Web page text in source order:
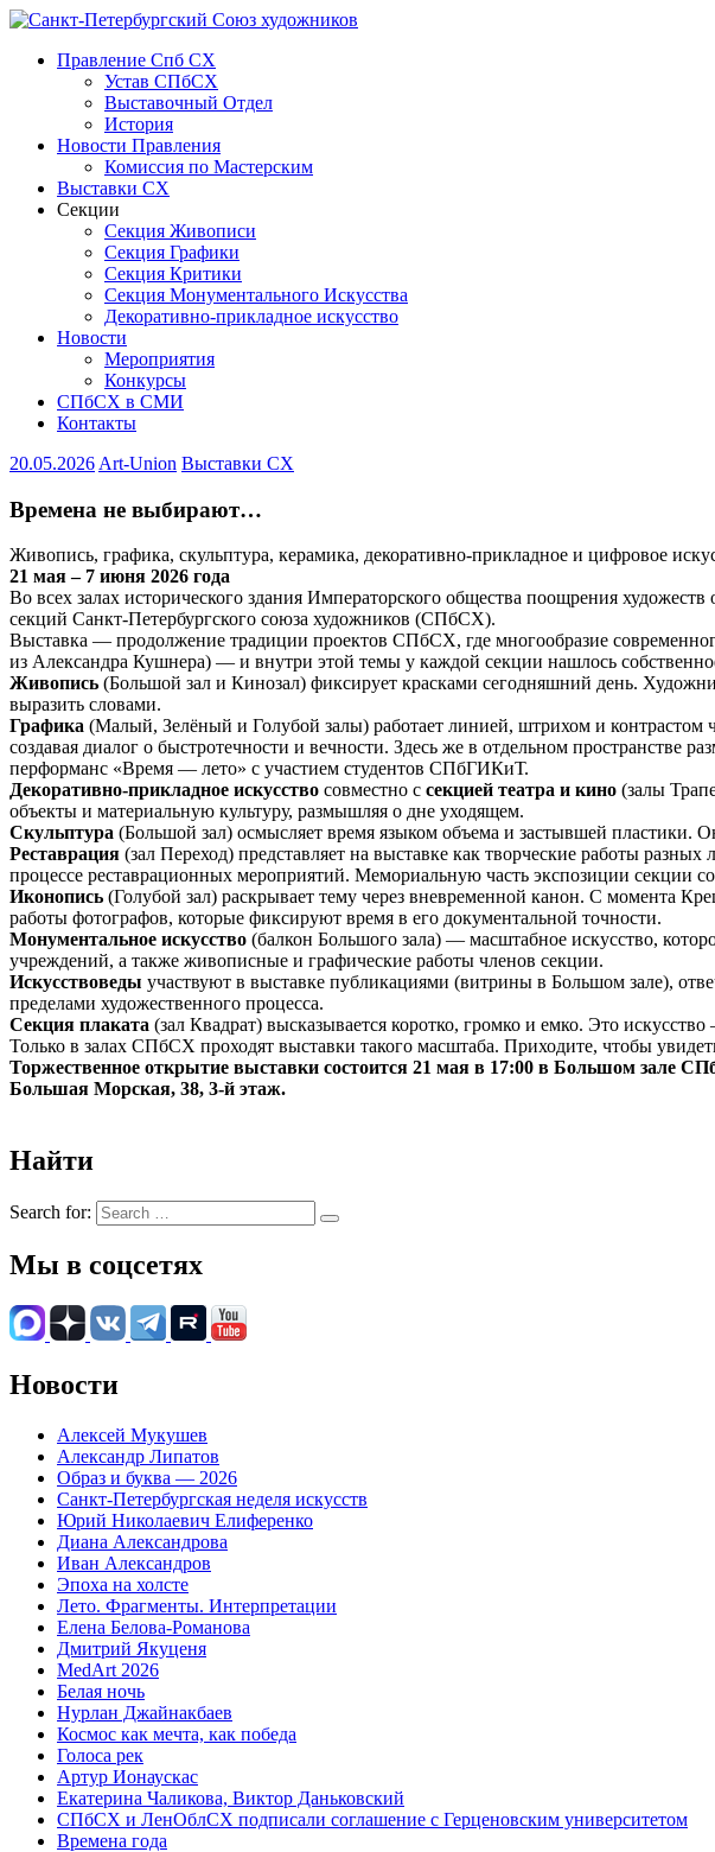
Правление Спб СХ
Устав СПбСХ
Выставочный Отдел
История
Новости Правления
Комиссия по Мастерским
Выставки СХ
Секции
Секция Живописи
Секция Графики
Секция Критики
Секция Монументального Искусства
Декоративно-прикладное искусство
Новости
Мероприятия
Конкурсы
СПбСХ в СМИ
Контакты
20.05.2026 Art-Union Выставки СХ
Времена не выбирают…
Живопись, графика, скульптура, керамика, декоративно-прикладное и цифровое
21 мая – 7 июня 2026 года
Во всех залах исторического здания Императорского общества поощрения
секций Санкт-Петербургского союза художников (СПбСХ).
Выставка — продолжение традиции проектов СПбСХ, где многообразие
из Александра Кушнера) — и внутри этой темы у каждой секции нашлось
Живопись (Большой зал и Кинозал) фиксирует красками сегодняшний день.
выразить словами.
Графика (Малый, Зелёный и Голубой залы) работает линией, штрихом и контрастом
создавая диалог о быстротечности и вечности. Здесь же в отдельном пространстве
перформанс «Время — лето» с участием студентов СПбГИКиТ.
Декоративно-прикладное искусство совместно с секцией театра и кино (залы
объекты и материальную культуру, размышляя о дне уходящем.
Скульптура (Большой зал) осмысляет время языком объема и застывшей пластики.
Реставрация (зал Переход) представляет на выставке как творческие работы
процессе реставрационных мероприятий. Мемориальную часть экспозиции секции
Иконопись (Голубой зал) раскрывает тему через вневременной канон. С момента
работы фотографов, которые фиксируют время в его документальной точности.
Монументальное искусство (балкон Большого зала) — масштабное искусство,
учреждений, а также живописные и графические работы членов секции.
Искусствоведы участвуют в выставке публикациями (витрины в Большом зале),
пределами художественного процесса.
Секция плаката (зал Квадрат) высказывается коротко, громко и емко. Это
Только в залах СПбСХ проходят выставки такого масштаба. Приходите, чтобы
Торжественное открытие выставки состоится 21 мая в 17:00 в Большом зале
Большая Морская, 38, 3-й этаж.
Найти
Search for:
Мы в соцсетях
Новости
Алексей Мукушев
Александр Липатов
Образ и буква — 2026
Санкт-Петербургская неделя искусств
Юрий Николаевич Елиференко
Диана Александрова
Иван Александров
Эпоха на холсте
Лето. Фрагменты. Интерпретации
Елена Белова-Романова
Дмитрий Якуценя
MedArt 2026
Белая ночь
Нурлан Джайнакбаев
Космос как мечта, как победа
Голоса рек
Артур Ионаускас
Екатерина Чаликова, Виктор Даньковский
СПбСХ и ЛенОблСХ подписали соглашение с Герценовским университетом
Времена года